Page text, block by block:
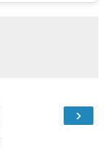
›